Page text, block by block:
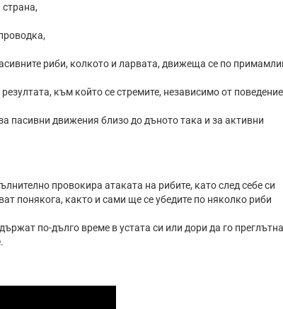
риби, колкото и ларвата, движеща се по
към който се стремите, независимо от
пасивни движения близо до дъното така и за активни
провокира атаката на рибите, като след себе си
понякога, както и сами ще се убедите по няколко риби
по-дълго време в устата си или дори да го